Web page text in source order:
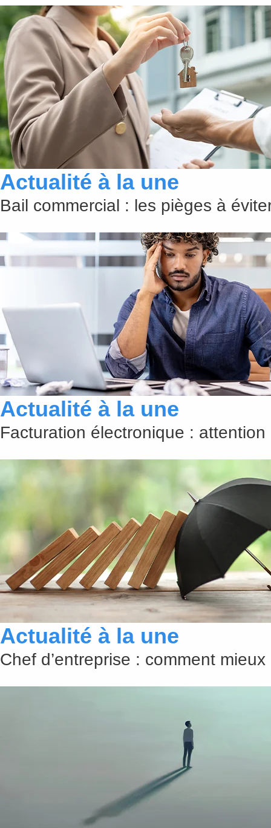
Actualité à la une
Bail commercial : les pièges à
Actualité à la une
Facturation électronique :
Actualité à la une
Chef d’entreprise : comment